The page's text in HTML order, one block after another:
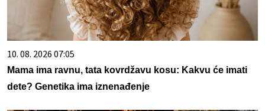
10. 08. 2026 07:05
Mama ima ravnu, tata kovrdžavu kosu: Kakvu će imati
dete? Genetika ima iznenađenje